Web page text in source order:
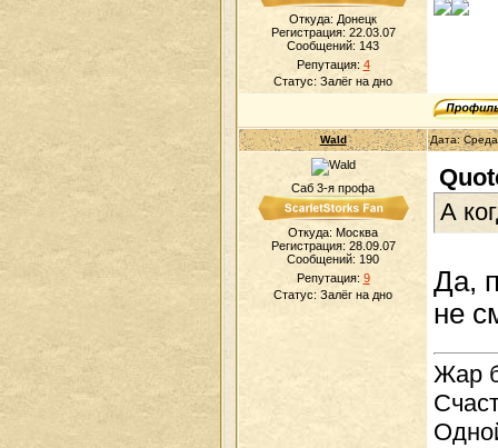
Откуда: Донецк
Регистрация: 22.03.07
Сообщений: 143
Репутация: 4
Статус: Залёг на дно
Wald Дата:
Саб 3-я профа
Откуда: Москва
Регистрация: 28.09.07
Сообщений: 190
Репутация: 9
Статус: Залёг на дно
А
Да,
не
Жар